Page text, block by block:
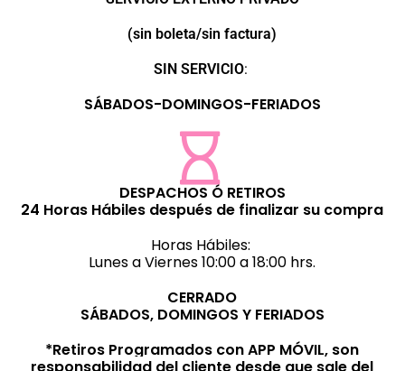
(sin boleta/sin factura)
SIN SERVICIO:
SÁBADOS-DOMINGOS-FERIADOS
DESPACHOS Ó RETIROS
24 Horas Hábiles después de finalizar su compra
Horas Hábiles:
Lunes a Viernes 10:00 a 18:00 hrs.
CERRADO
SÁBADOS, DOMINGOS Y FERIADOS
*Retiros Programados con APP MÓVIL, son